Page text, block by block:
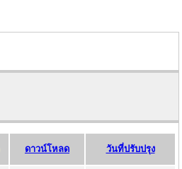
ดาวน์โหลด วันที่ปรับปรุง